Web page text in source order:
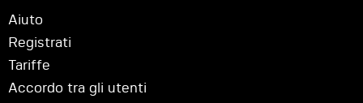
Aiuto
Registrati
Tariffe
Accordo tra gli utenti